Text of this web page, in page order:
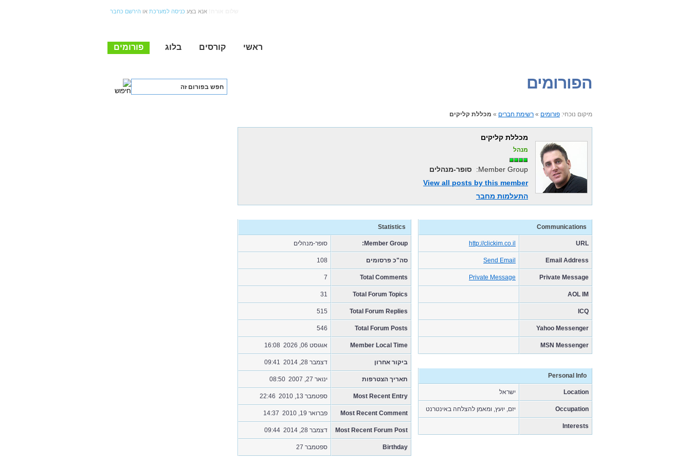
אנא בצע כניסה למערכת או הירשם כחבר
פורומים בלוג קורסים ראשי
הפורומים
מיקום נוכחי: פורומים » רשימת חברים » מכללת קליקים
מכללת קליקים
מנהל
Member Group:
סופר-מנהלים
View all posts by this member
התעלמות מחבר
Communications
URL
http://clickim.co.il
Email Address
Send Email
Private Message
Private Message
AOL IM
ICQ
Yahoo Messenger
MSN Messenger
Personal Info
Location ישראל
Occupation יזם, יועץ, ומאמן להצלחה באינטרנט
Interests
Statistics
Member Group: סופר-מנהלים
סה"כ פרסומים 108
Total Comments
7
Total Forum Topics
31
Total Forum Replies
515
Total Forum Posts
546
Member Local Time אוגוסט 06, 2026 16:08
ביקור אחרון דצמבר 28, 2014 09:41
תאריך הצטרפות ינואר 27, 2007 08:50
Most Recent Entry ספטמבר 13, 2010 22:46
Most Recent Comment פברואר 19, 2010 14:37
Most Recent Forum Post דצמבר 28, 2014 09:44
Birthday ספטמבר 27